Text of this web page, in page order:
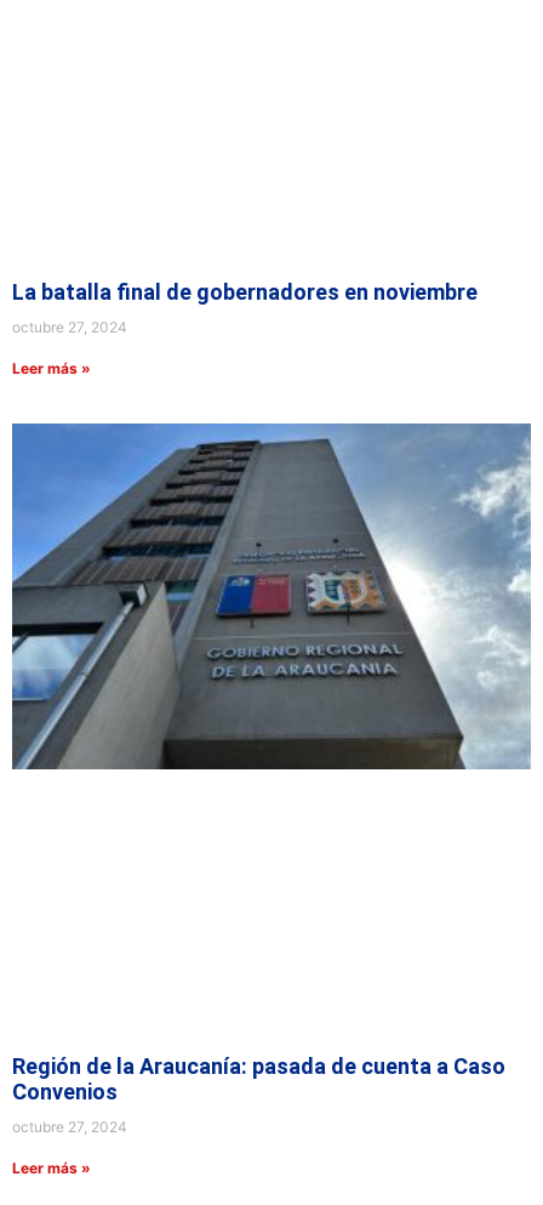
La batalla final de gobernadores en noviembre
octubre 27, 2024
Leer más »
Región de la Araucanía: pasada de cuenta a Caso
Convenios
octubre 27, 2024
Leer más »